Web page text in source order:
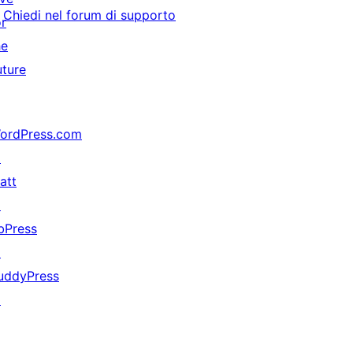
Chiedi nel forum di supporto